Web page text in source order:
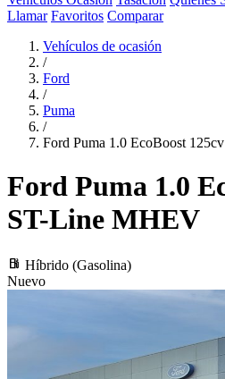
Llamar Favoritos Comparar
Vehículos de ocasión
/
Ford
/
Puma
/
Ford Puma 1.0 EcoBoost
Ford Puma 1.0
ST-Line MHEV
local_gas_station Híbrido (Gasolina)
Nuevo